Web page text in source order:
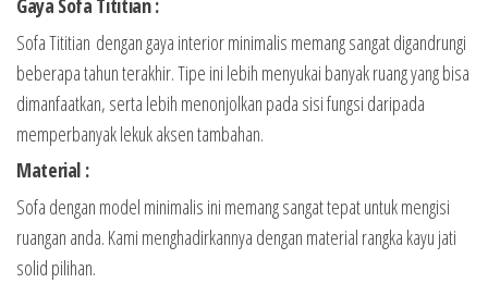
Gaya Sofa Tititian :
Sofa Tititian dengan gaya interior minimalis memang sangat digandrungi
beberapa tahun terakhir. Tipe ini lebih menyukai banyak ruang yang bisa
dimanfaatkan, serta lebih menonjolkan pada sisi fungsi daripada
memperbanyak lekuk aksen tambahan.
Material :
Sofa dengan model minimalis ini memang sangat tepat untuk mengisi
ruangan anda. Kami menghadirkannya dengan material rangka kayu jati
solid pilihan.